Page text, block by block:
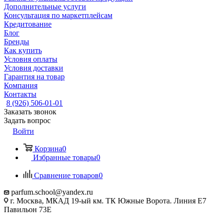
Дополнительные услуги
Консультация по маркетплейсам
Кредитование
Блог
Бренды
Как купить
Условия оплаты
Условия доставки
Гарантия на товар
Компания
Контакты
8 (926) 506-01-01
Заказать звонок
Задать вопрос
Войти
Корзина0
Избранные товары0
Сравнение товаров0
parfum.school@yandex.ru
г. Москва, МКАД 19-ый км. ТК Южные Ворота. Линия Е7
Павильон 73Е